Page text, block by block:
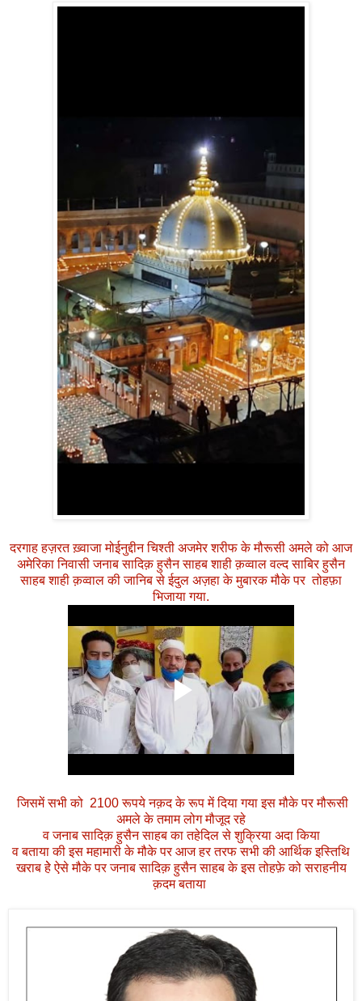
दरगाह हज़रत ख़्वाजा मोईनुद्दीन चिश्ती अजमेर शरीफ के मौरूसी अमले को आज
अमेरिका निवासी जनाब सादिक़ हुसैन साहब शाही क़व्वाल वल्द साबिर हुसैन
साहब शाही क़व्वाल की जानिब से ईदुल अज़हा के मुबारक मौके पर तोहफ़ा
भिजाया गया.
जिसमें सभी को 2100 रूपये नक़द के रूप में दिया गया इस मौके पर मौरूसी
अमले के तमाम लोग मौजूद रहे
व जनाब सादिक़ हुसैन साहब का तहेदिल से शुक्रिया अदा किया
व बताया की इस महामारी के मौके पर आज हर तरफ सभी की आर्थिक इस्तिथि
खराब हेे ऐसे मौके पर जनाब सादिक़ हुसैन साहब के इस तोहफ़े को सराहनीय
क़दम बताया